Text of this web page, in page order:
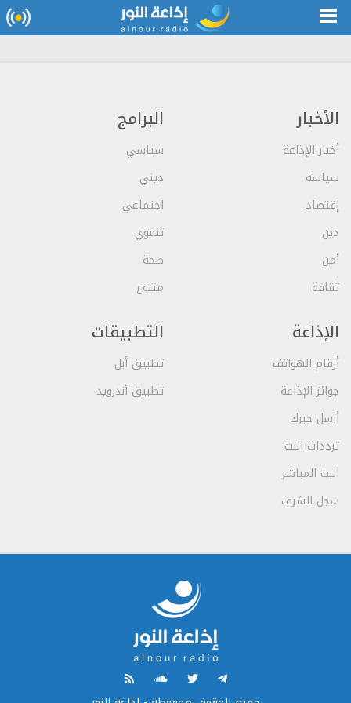
الأخبار
أخبار الإذاعة
سياسة
إقتصاد
دين
أمن
ثقافة
البرامج
سياسي
ديني
اجتماعي
تنموي
صحة
متنوع
الإذاعة
أرقام الهواتف
جوائز الإذاعة
أرسل خبرك
ترددات البث
البث المباشر
سجل الشرف
التطبيقات
تطبيق أبل
تطبيق أندرويد